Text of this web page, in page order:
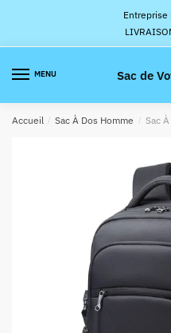
la
navigation
contenu
MENU Sac de
Accueil / Sac À Dos Homme / Sac